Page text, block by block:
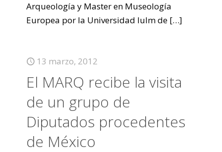
Arqueología y Master en Museología
Europea por la Universidad Iulm de […]
13 marzo, 2012
El MARQ recibe la visita
de un grupo de
Diputados procedentes
de México